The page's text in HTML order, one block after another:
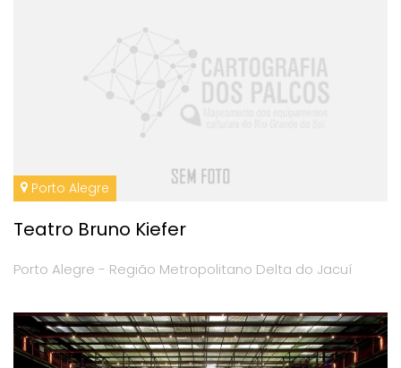
Porto Alegre
Teatro Bruno Kiefer
Porto Alegre - Região Metropolitano Delta do Jacuí